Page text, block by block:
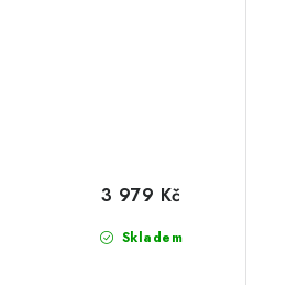
Skladem
3 979 Kč